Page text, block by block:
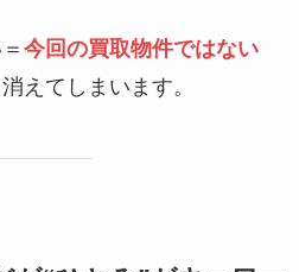
今回の買取物件ではない
えてしまいます。